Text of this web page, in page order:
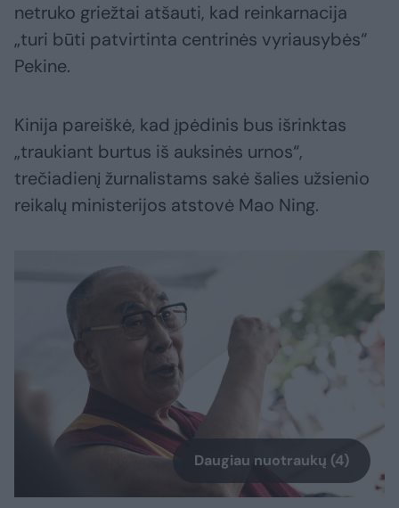
netruko griežtai atšauti, kad reinkarnacija
„turi būti patvirtinta centrinės vyriausybės“
Pekine.
Kinija pareiškė, kad įpėdinis bus išrinktas
„traukiant burtus iš auksinės urnos“,
trečiadienį žurnalistams sakė šalies užsienio
reikalų ministerijos atstovė Mao Ning.
Daugiau nuotraukų (4)